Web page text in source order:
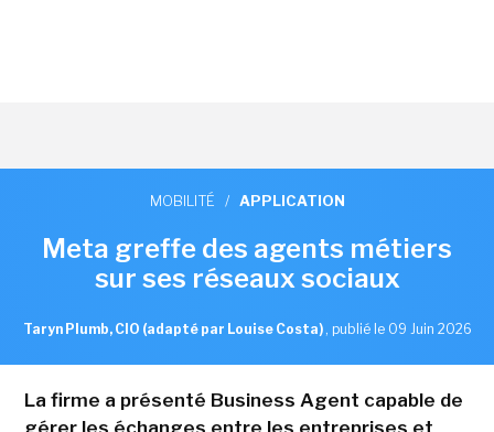
MOBILITÉ / APPLICATION
Meta greffe des agents métiers
sur ses réseaux sociaux
Taryn Plumb, CIO (adapté par Louise Costa) , publié le 09 Juin 2026
La firme a présenté Business Agent capable de
gérer les échanges entre les entreprises et